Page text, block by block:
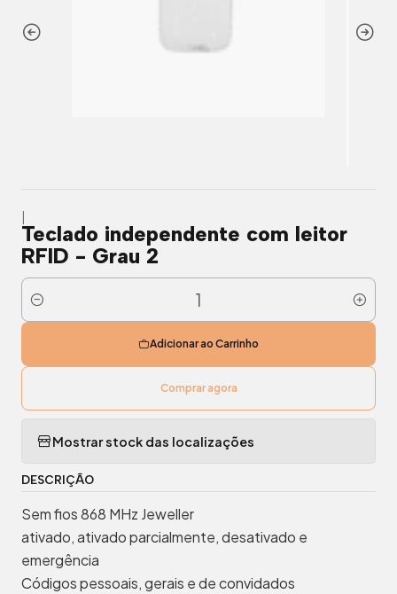
Teclado independente com leitor
RFID - Grau 2
Quantidade
Adicionar ao Carrinho
Comprar agora
Mostrar stock das localizações
DESCRIÇÃO
Sem fios 868 MHz Jeweller
ativado, ativado parcialmente, desativado e
emergência
Códigos pessoais, gerais e de convidados